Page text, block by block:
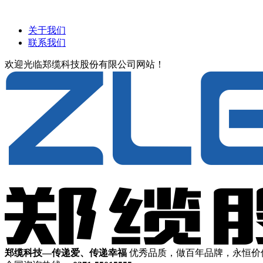
关于我们
联系我们
欢迎光临郑缆科技股份有限公司网站！
郑缆科技—传递爱、传递幸福 优秀品质，做百年品牌，永恒价